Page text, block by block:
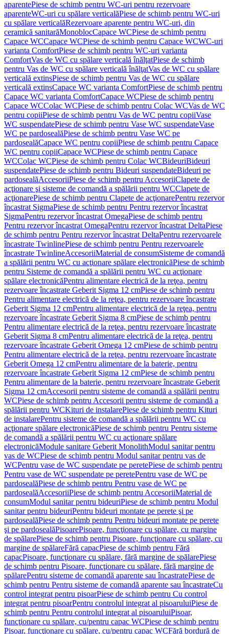
aparentePiese de schimb pentru WC-uri pentru rezervoare
aparenteWC-uri cu spălare verticalăPiese de schimb pentru WC-uri
cu spălare verticalăRezervoare aparente pentru WC-uri, din
ceramică sanitarăMonoblocCapace WCPiese de schimb pentru
Capace WCCapace WCPiese de schimb pentru Capace WCWC-uri
varianta ComfortPiese de schimb pentru WC-uri varianta
ComfortVas de WC cu spălare verticală înălţatPiese de schimb
pentru Vas de WC cu spălare verticală înălţatVas de WC cu spălare
verticală extinsPiese de schimb pentru Vas de WC cu spălare
verticală extinsCapace WC varianta ComfortPiese de schimb pentru
Capace WC varianta ComfortCapace WCPiese de schimb pentru
Capace WCColac WCPiese de schimb pentru Colac WCVas de WC
pentru copiiPiese de schimb pentru Vas de WC pentru copiiVase
WC suspendatePiese de schimb pentru Vase WC suspendateVase
WC pe pardosealăPiese de schimb pentru Vase WC pe
pardosealăCapace WC pentru copiiPiese de schimb pentru Capace
WC pentru copiiCapace WCPiese de schimb pentru Capace
WCColac WCPiese de schimb pentru Colac WCBideuriBideuri
suspendatePiese de schimb pentru Bideuri suspendateBideuri pe
pardosealăAccesoriiPiese de schimb pentru AccesoriiClapete de
acţionare şi sisteme de comandă a spălării pentru WCClapete de
acţionarePiese de schimb pentru Clapete de acţionarePentru rezervor
încastrat SigmaPiese de schimb pentru Pentru rezervor încastrat
SigmaPentru rezervor încastrat OmegaPiese de schimb pentru
Pentru rezervor încastrat OmegaPentru rezervor încastrat DeltaPiese
de schimb pentru Pentru rezervor încastrat DeltaPentru rezervoarele
încastrate TwinlinePiese de schimb pentru Pentru rezervoarele
încastrate TwinlineAccesoriiMaterial de consumSisteme de comandă
a spălării pentru WC cu acţionare spălare electronicăPiese de schimb
pentru Sisteme de comandă a spălării pentru WC cu acţionare
spălare electronicăPentru alimentare electrică de la reţea, pentru
rezervoare încastrate Geberit Sigma 12 cmPiese de schimb pentru
Pentru alimentare electrică de la reţea, pentru rezervoare încastrate
Geberit Sigma 12 cmPentru alimentare electrică de la reţea, pentru
rezervoare încastrate Geberit Sigma 8 cmPiese de schimb pentru
Pentru alimentare electrică de la reţea, pentru rezervoare încastrate
Geberit Sigma 8 cmPentru alimentare electrică de la reţea, pentru
rezervoare încastrate Geberit Omega 12 cmPiese de schimb pentru
Pentru alimentare electrică de la reţea, pentru rezervoare încastrate
Geberit Omega 12 cmPentru alimentare de la baterie, pentru
rezervoare încastrate Geberit Sigma 12 cmPiese de schimb pentru
Pentru alimentare de la baterie, pentru rezervoare încastrate Geberit
Sigma 12 cmAccesorii pentru sisteme de comandă a spălării pentru
WCPiese de schimb pentru Accesorii pentru sisteme de comandă a
spălării pentru WCKituri de instalarePiese de schimb pentru Kituri
de instalarePentru sisteme de comandă a spălării pentru WC cu
acţionare spălare electronicăPiese de schimb pentru Pentru sisteme
de comandă a spălării pentru WC cu acţionare spălare
electronicăModule sanitare Geberit MonolithModul sanitar pentru
vas de WCPiese de schimb pentru Modul sanitar pentru vas de
WCPentru vase de WC suspendate pe peretePiese de schimb pentru
Pentru vase de WC suspendate pe peretePentru vase de WC pe
pardosealăPiese de schimb pentru Pentru vase de WC pe
pardosealăAccesoriiPiese de schimb pentru AccesoriiMaterial de
consumModul sanitar pentru bideuriPiese de schimb pentru Modul
sanitar pentru bideuriPentru bideuri montate pe perete şi pe
pardosealăPiese de schimb pentru Pentru bideuri montate pe perete
şi pe pardosealăPisoarePisoare, funcţionare cu spălare, cu margine
de spălarePiese de schimb pentru Pisoare, funcţionare cu spălare, cu
margine de spălareFără capacPiese de schimb pentru Fără
capacPisoare, funcţionare cu spălare, fără margine de spălarePiese
de schimb pentru Pisoare, funcţionare cu spălare, fără margine de
spălarePentru sisteme de comandă aparente sau încastratePiese de
schimb pentru Pentru sisteme de comandă aparente sau încastrateCu
control integrat pentru pisoarPiese de schimb pentru Cu control
integrat pentru pisoarPentru controlul integrat al pisoaruluiPiese de
schimb pentru Pentru controlul integrat al pisoaruluiPisoar,
funcţionare cu spălare, cu/pentru capac WCPiese de schimb pentru
Pisoar, funcţionare cu spălare, cu/pentru capac WCFără bordură de